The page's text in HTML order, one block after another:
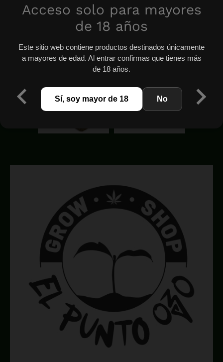
Acceso solo para mayores
de 18 años
Este sitio web contiene productos destinados únicamente
a mayores de edad. Al entrar confirmas que tienes más
de 18 años.
Sí, soy mayor de 18 No